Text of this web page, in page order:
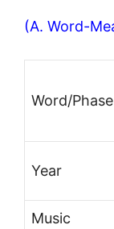
(A. Word-
Word/Phase
Year
Music